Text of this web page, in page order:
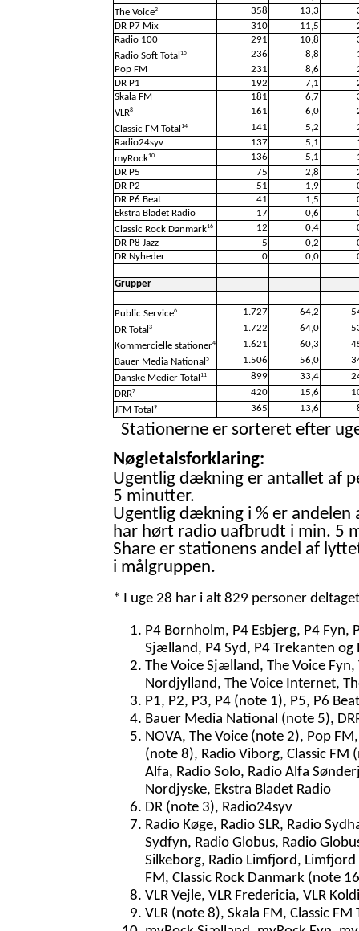
The Voice2 358 13,3
DR P7 Mix
310 11,5
Radio 100
291 10,8
Radio Soft Total 15 236 8,8
Pop FM
231 8,6
DR P1
192 7,1
Skala FM
181 6,7
VLR8 161 6,0
Classic FM Total 14 141 5,2
Radio24syv
137 5,1
myRock10 136 5,1
DR P5
75 2,8
DR P2
51 1,9
DR P6 Beat
41 1,5
Ekstra Bladet Radio
17 0,6
Classic Rock Danmark16 12 0,4
DR P8 Jazz
5 0,2
DR Nyheder
0 0,0
Grupper
Public Service6 1.727 64,2
DR Total 3 1.722 64,0
Kommercielle stationer4 1.621 60,3
Bauer Media National 5 1.506 56,0
Danske Medier Total 11 899 33,4
DRR7 420 15,6
JFM Total 9 365 13,6
Stationerne er sorteret efter
Nøgletalsforklaring:
Ugentlig dækning er antallet af
5 minutter.
Ugentlig dækning i % er
har hørt radio uafbrudt i min. 5
Share er stationens andel af
i målgruppen.
* I uge 28 har i alt 829 personer
P4 Bornholm, P4 Esbjerg, P4
Sjælland, P4 Syd, P4 Trekanten
The Voice Sjælland, The Voice
Nordjylland, The Voice Internet,
P1, P2, P3, P4 (note 1), P5, P6
Bauer Media National (note 5),
NOVA, The Voice (note 2), Pop
(note 8), Radio Viborg, Classic FM
Alfa, Radio Solo, Radio Alfa
Nordjyske, Ekstra Bladet Radio
DR (note 3), Radio24syv
Radio Køge, Radio SLR, Radio
Sydfyn, Radio Globus, Radio
Silkeborg, Radio Limfjord,
FM, Classic Rock Danmark (note
VLR Vejle, VLR Fredericia, VLR
VLR (note 8), Skala FM, Classic